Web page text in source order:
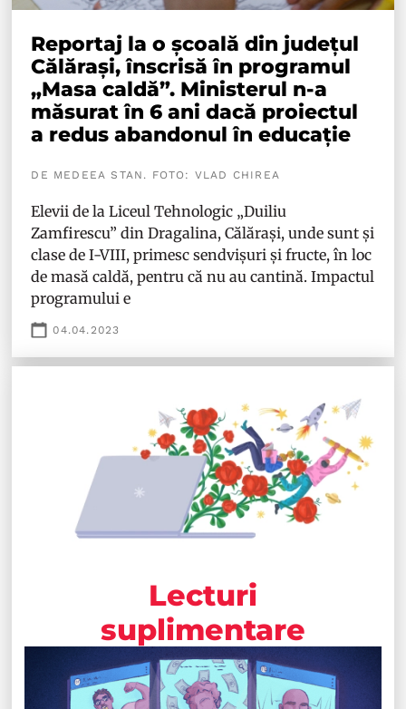
Reportaj la o școală din județul
Călărași, înscrisă în programul
„Masa caldă”. Ministerul n-a
măsurat în 6 ani dacă proiectul
a redus abandonul în educație
DE MEDEEA STAN. FOTO: VLAD CHIREA
Elevii de la Liceul Tehnologic „Duiliu
Zamfirescu” din Dragalina, Călărași, unde sunt și
clase de I-VIII, primesc sendvișuri și fructe, în loc
de masă caldă, pentru că nu au cantină. Impactul
programului e
04.04.2023
Lecturi
suplimentare